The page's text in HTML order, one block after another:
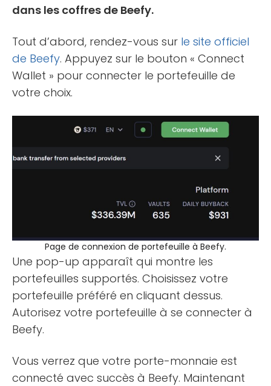
dans les coffres de Beefy.
Tout d’abord, rendez-vous sur le site officiel
de Beefy. Appuyez sur le bouton « Connect
Wallet » pour connecter le portefeuille de
votre choix.
Page de connexion de portefeuille à Beefy.
Une pop-up apparaît qui montre les
portefeuilles supportés. Choisissez votre
portefeuille préféré en cliquant dessus.
Autorisez votre portefeuille à se connecter à
Beefy.
Vous verrez que votre porte-monnaie est
connecté avec succès à Beefy. Maintenant